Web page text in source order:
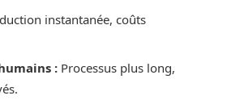
instantanée, coûts
: Processus plus long,